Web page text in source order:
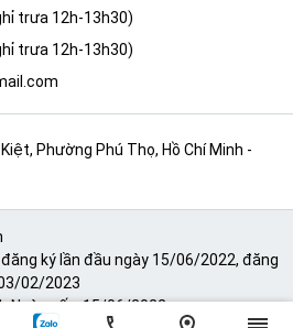
trưa 12h-13h30)
trưa 12h-13h30)
Phường Phú Thọ, Hồ Chí Minh -
ký lần đầu ngày 15/06/2022, đăng
02/2023
Ngày cấp: 15/06/2022